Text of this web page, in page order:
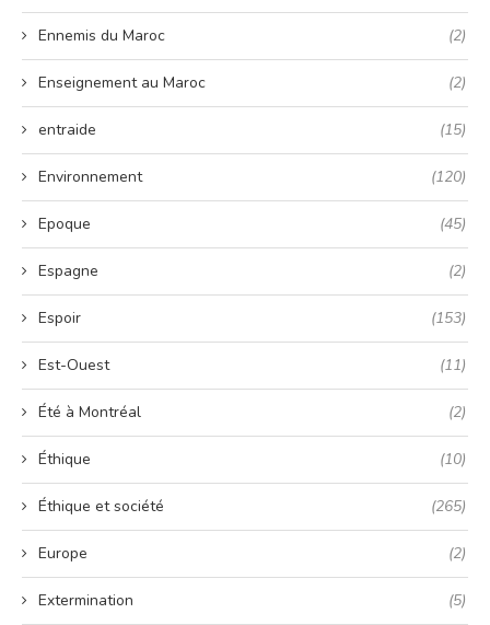
Ennemis du Maroc (2)
Enseignement au Maroc (2)
entraide (15)
Environnement (120)
Epoque (45)
Espagne (2)
Espoir (153)
Est-Ouest (11)
Été à Montréal (2)
Éthique (10)
Éthique et société (265)
Europe (2)
Extermination (5)